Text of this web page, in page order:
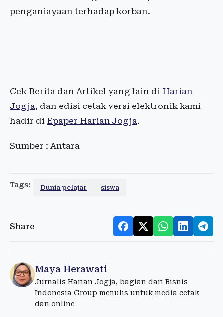
penganiayaan terhadap korban.
Cek Berita dan Artikel yang lain di Harian
Jogja, dan edisi cetak versi elektronik kami
hadir di Epaper Harian Jogja.
Sumber : Antara
Tags: Dunia pelajar siswa
Share
Maya Herawati
Jurnalis Harian Jogja, bagian dari Bisnis
Indonesia Group menulis untuk media cetak
dan online